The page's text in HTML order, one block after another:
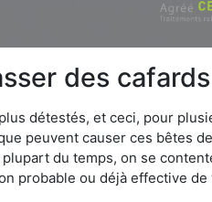
des
détestés, et ceci, pour
peuvent causer ces bêtes
du temps, on se
probable ou déjà effective